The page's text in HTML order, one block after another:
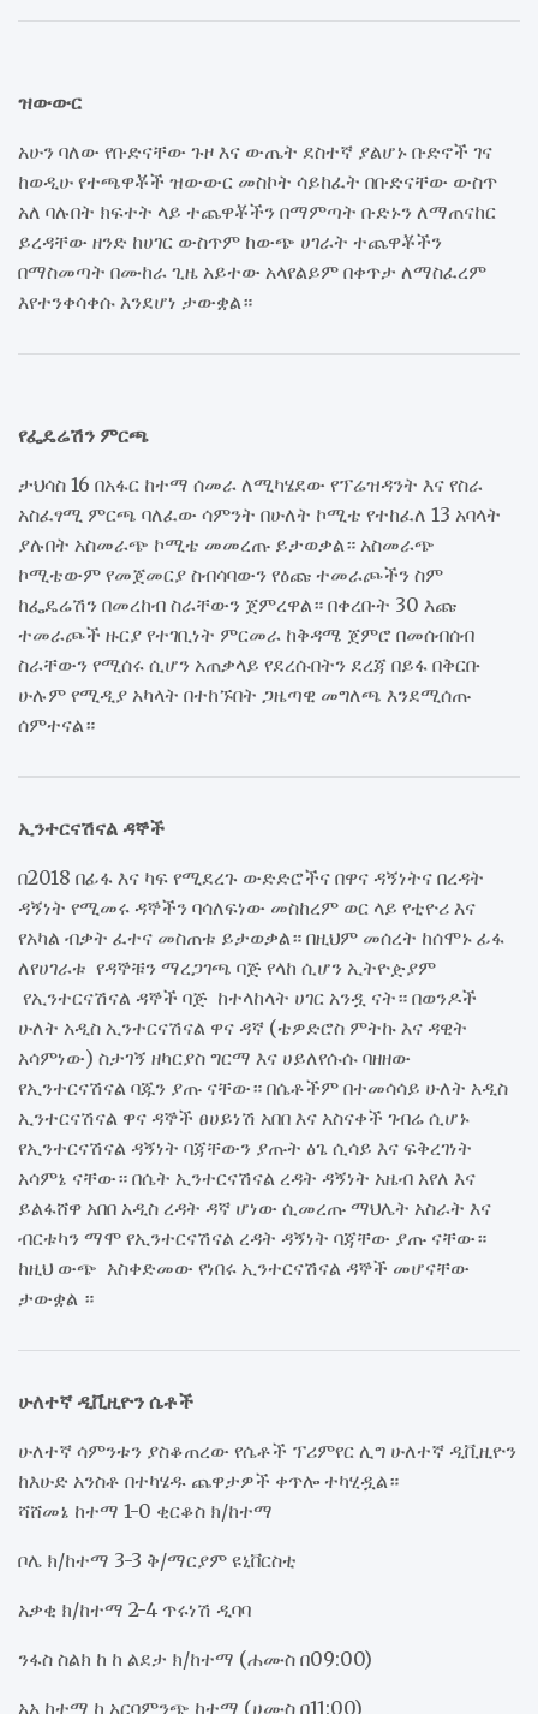
ዝውውር
አሁን ባለው የቡድናቸው ጉዞ እና ውጤት ደስተኛ ያልሆኑ ቡድኖች ገና
ከወዲሁ የተጫዋቾች ዝውውር መስኮት ሳይከፈት በቡድናቸው ውስጥ
አለ ባሉበት ክፍተት ላይ ተጨዋቾችን በማምጣት ቡድኑን ለማጠናከር
ይረዳቸው ዘንድ ከሀገር ውስጥም ከውጭ ሀገራት ተጨዋቾችን
በማስመጣት በሙከራ ጊዜ አይተው አላየልይም በቀጥታ ለማስፈረም
እየተንቀሳቀሱ እንደሆነ ታውቋል።
የፌዴሬሽን ምርጫ
ታህሳስ 16 በአፋር ከተማ ሰመራ ለሚካሄደው የፕሬዝዳንት እና የስራ
አስፈፃሚ ምርጫ ባለፈው ሳምንት በሁለት ኮሚቴ የተከፈለ 13 አባላት
ያሉበት አስመራጭ ኮሚቴ መመረጡ ይታወቃል። አስመራጭ
ኮሚቴውም የመጀመርያ ስብሳባውን የዕጩ ተመራጮችን ስም
ከፌዴሬሽን በመረከብ ስራቸውን ጀምረዋል። በቀረቡት 30 እጩ
ተመራጮች ዙርያ የተገቢነት ምርመራ ከቅዳሜ ጀምሮ በመሰብሰብ
ስራቸውን የሚሰሩ ሲሆን አጠቃላይ የደረሱበትን ደረጃ በይፋ በቅርቡ
ሁሉም የሚዲያ አካላት በተከኙበት ጋዜጣዊ መግለጫ እንደሚሰጡ
ሰምተናል።
ኢንተርናሽናል ዳኞች
በ2018 በፊፋ እና ካፍ የሚደረጉ ውድድሮችና በዋና ዳኝነትና በረዳት
ዳኝነት የሚመሩ ዳኞችን ባሳለፍነው መስከረም ወር ላይ የቲዮሪ እና
የአካል ብቃት ፈተና መስጠቱ ይታወቃል። በዚህም መሰረት ከሰሞኑ ፊፋ
ለየሀገራቱ የዳኞቹን ማረጋገጫ ባጅ የላከ ሲሆን ኢትዮዽያም
የኢንተርናሽናል ዳኞች ባጅ ከተላከላት ሀገር አንዷ ናት። በወንዶች
ሁለት አዲስ ኢንተርናሽናል ዋና ዳኛ (ቴዎድሮስ ምትኩ እና ዳዊት
አሳምነው) ስታገኝ ዘካርያስ ግርማ እና ሀይለየሱሱ ባዘዘው
የኢንተርናሽናል ባጁን ያጡ ናቸው። በሴቶችም በተመሳሳይ ሁለት አዲስ
ኢንተርናሽናል ዋና ዳኞች ፀሀይነሽ አበበ እና አስናቀች ገብሬ ሲሆኑ
የኢንተርናሽናል ዳኝነት ባጃቸውን ያጡት ፅጌ ሲሳይ እና ፍቅረገነት
አሳምኔ ናቸው። በሴት ኢንተርናሽናል ረዳት ዳኝነት አዜብ አየለ እና
ይልፋሸዋ አበበ አዲስ ረዳት ዳኛ ሆነው ሲመረጡ ማህሌት አስራት እና
ብርቱካን ማሞ የኢንተርናሽናል ረዳት ዳኝነት ባጃቸው ያጡ ናቸው።
ከዚህ ውጭ አስቀድመው የነበሩ ኢንተርናሽናል ዳኞች መሆናቸው
ታውቋል ።
ሁለተኛ ዲቪዚዮን ሴቶች
ሁለተኛ ሳምንቱን ያስቆጠረው የሴቶች ፕሪምየር ሊግ ሁለተኛ ዲቪዚዮን
ከእሁድ አንስቶ በተካሄዱ ጨዋታዎች ቀጥሎ ተካሂዷል።
ሻሸመኔ ከተማ 1-0 ቂርቆስ ክ/ከተማ
ቦሌ ክ/ከተማ 3-3 ቅ/ማርያም ዩኒቨርስቲ
አቃቂ ክ/ከተማ 2-4 ጥሩነሽ ዲባባ
ንፋስ ስልክ ከ ከ ልደታ ክ/ከተማ (ሐሙስ በ09:00)
አአ ከተማ ከ አርባምንጭ ከተማ (ሀሙስ በ11:00)